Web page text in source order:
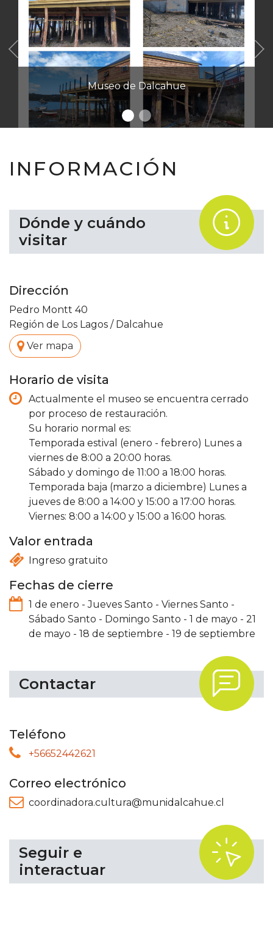
Museo de Dalcahue
Anterior
INFORMACIÓN
Dónde y cuándo
visitar
.
Dirección
Pedro Montt 40
Región de Los Lagos / Dalcahue
. Ver mapa
Horario de visita
Actualmente el museo se encuentra cerrado
por proceso de restauración.
Su horario normal es:
Temporada estival (enero - febrero) Lunes a
viernes de 8:00 a 20:00 horas.
Sábado y domingo de 11:00 a 18:00 horas.
Temporada baja (marzo a diciembre) Lunes a
jueves de 8:00 a 14:00 y 15:00 a 17:00 horas.
Viernes: 8:00 a 14:00 y 15:00 a 16:00 horas.
Valor entrada
Ingreso gratuito
Fechas de cierre
1 de enero -Jueves Santo - Viernes Santo -
Sábado Santo - Domingo Santo - 1 de mayo - 21
de mayo - 18 de septiembre - 19 de septiembre
Contactar .
Teléfono
+56652442621
Correo electrónico
coordinadora.cultura@munidalcahue.cl
Seguir e
interactuar
.